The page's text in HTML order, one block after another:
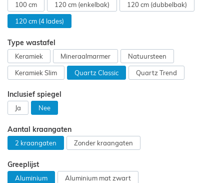
100 cm 120 cm (enkelbak) 120 cm (dubbelbak)
120 cm (4 lades)
Type wastafel
Keramiek Mineraalmarmer Natuursteen
Keramiek Slim Quartz Classic Quartz Trend
Inclusief spiegel
Ja Nee
Aantal kraangaten
2 kraangaten Zonder kraangaten
Greeplijst
Aluminium Aluminium mat zwart